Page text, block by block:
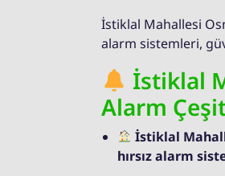
İstiklal Mahallesi
alarm sistemleri,
İstiklal
Alarm
İstiklal
hırsız alarm